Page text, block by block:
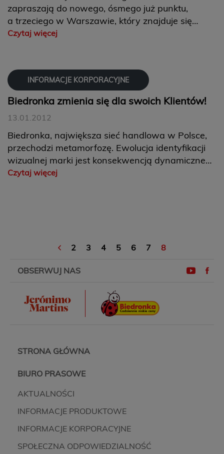
zapraszają do nowego, ósmego już punktu,
a trzeciego w Warszawie, który znajduje się
w budynku Rondo ONZ 1. HEBE oferuje produkty
Czytaj więcej
INFORMACJE KORPORACYJNE
Biedronka zmienia się dla swoich Klientów!
13.01.2012
Biedronka, największa sieć handlowa w Polsce,
przechodzi metamorfozę. Ewolucja identyfikacji
wizualnej marki jest konsekwencją dynamicznego
rozwoju sieci i chęcią wyprzedzenia oczekiwań
Czytaj więcej
2 3 4 5 6 7 8
OBSERWUJ NAS
STRONA GŁÓWNA
BIURO PRASOWE
AKTUALNOŚCI
INFORMACJE PRODUKTOWE
INFORMACJE KORPORACYJNE
SPOŁECZNA ODPOWIEDZIALNOŚĆ